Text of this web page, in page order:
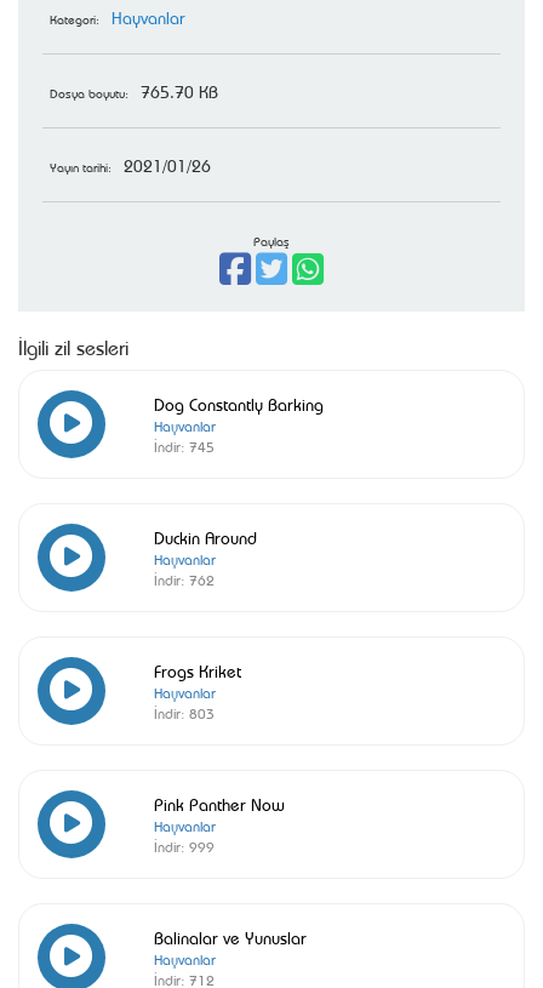
Kategori: Hayvanlar
Dosya boyutu: 765.70 KB
Yayın tarihi: 2021/01/26
Paylaş
İlgili zil sesleri
Dog Constantly Barking
Hayvanlar
İndir: 745
Duckin Around
Hayvanlar
İndir: 762
Frogs Kriket
Hayvanlar
İndir: 803
Pink Panther Now
Hayvanlar
İndir: 999
Balinalar ve Yunuslar
Hayvanlar
İndir: 712